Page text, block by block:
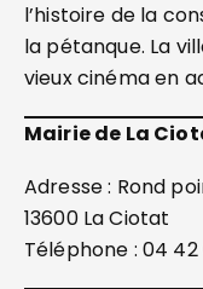
l’histoire de la
la pétanque. La
vieux cinéma en
Mairie de La
Adresse : Rond
13600 La Ciotat
Téléphone : 04